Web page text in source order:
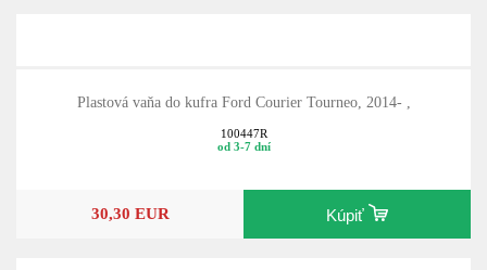
Plastová vaňa do kufra Ford Courier Tourneo, 2014- ,
100447R
od 3-7 dní
30,30 EUR Kúpiť